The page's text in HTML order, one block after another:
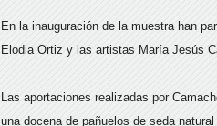
En la inauguración de la muestra han
Elodia Ortiz y las artistas María Jesús
Las aportaciones realizadas por
una docena de pañuelos de seda